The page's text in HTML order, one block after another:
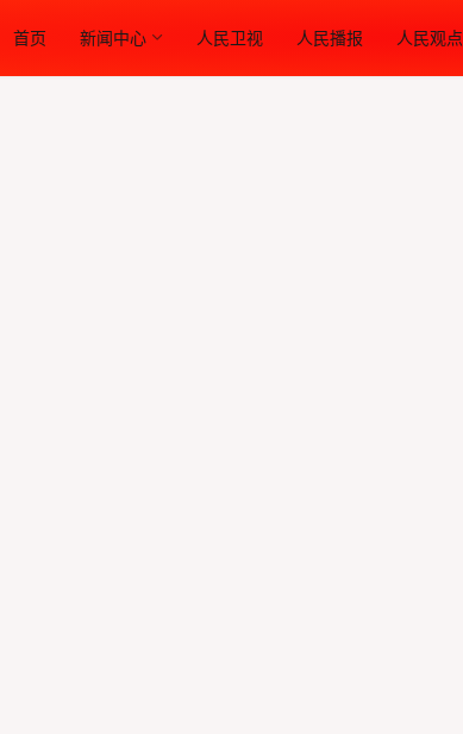
首页 新闻中心 人民卫视 人民播报 人民观点